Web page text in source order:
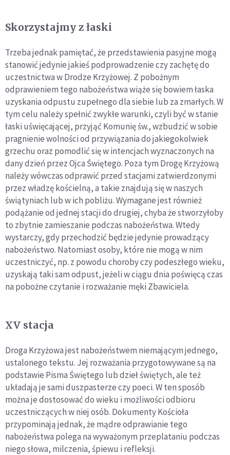
Skorzystajmy z łaski
Trzeba jednak pamiętać, że przedstawienia pasyjne mogą
stanowić jedynie jakieś podprowadzenie czy zachętę do
uczestnictwa w Drodze Krzyżowej. Z pobożnym
odprawieniem tego nabożeństwa wiąże się bowiem łaska
uzyskania odpustu zupełnego dla siebie lub za zmarłych. W
tym celu należy spełnić zwykłe warunki, czyli być w stanie
łaski uświęcającej, przyjąć Komunię św., wzbudzić w sobie
pragnienie wolności od przywiązania do jakiegokolwiek
grzechu oraz pomodlić się w intencjach wyznaczonych na
dany dzień przez Ojca Świętego. Poza tym Drogę Krzyżową
należy wówczas odprawić przed stacjami zatwierdzonymi
przez władzę kościelną, a takie znajdują się w naszych
świątyniach lub w ich pobliżu. Wymagane jest również
podążanie od jednej stacji do drugiej, chyba że stworzyłoby
to zbytnie zamieszanie podczas nabożeństwa. Wtedy
wystarczy, gdy przechodzić będzie jedynie prowadzący
nabożeństwo. Natomiast osoby, które nie mogą w nim
uczestniczyć, np. z powodu choroby czy podeszłego wieku,
uzyskają taki sam odpust, jeżeli w ciągu dnia poświęcą czas
na pobożne czytanie i rozważanie męki Zbawiciela.
XV stacja
Droga Krzyżowa jest nabożeństwem niemającym jednego,
ustalonego tekstu. Jej rozważania przygotowywane są na
podstawie Pisma Świętego lub dzieł świętych, ale też
układają je sami duszpasterze czy poeci. W ten sposób
można je dostosować do wieku i możliwości odbioru
uczestniczących w niej osób. Dokumenty Kościoła
przypominają jednak, że mądre odprawianie tego
nabożeństwa polega na wyważonym przeplataniu podczas
niego słowa, milczenia, śpiewu i refleksji.